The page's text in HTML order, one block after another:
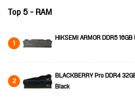
Top 5 - RAM
1 HIKSEMI ARMOR DDR5
2
BLACKBERRY Pro DDR4
Black